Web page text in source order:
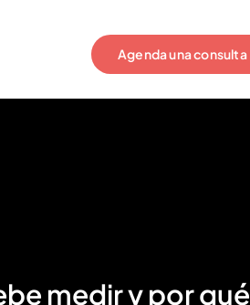
Agenda una consulta
medir y por qué